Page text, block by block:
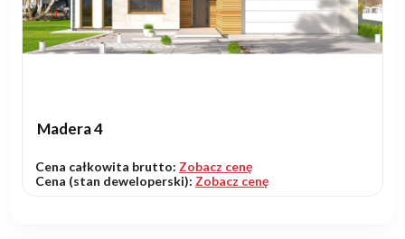
Madera 4
Cena całkowita brutto: Zobacz cenę
Cena (stan deweloperski): Zobacz cenę